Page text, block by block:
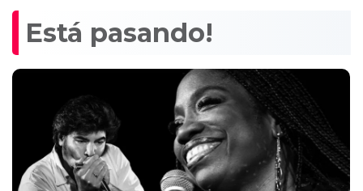
Está pasando!